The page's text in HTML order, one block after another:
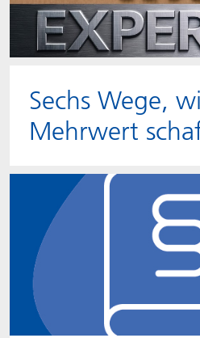
Sechs Wege,
Mehrwert